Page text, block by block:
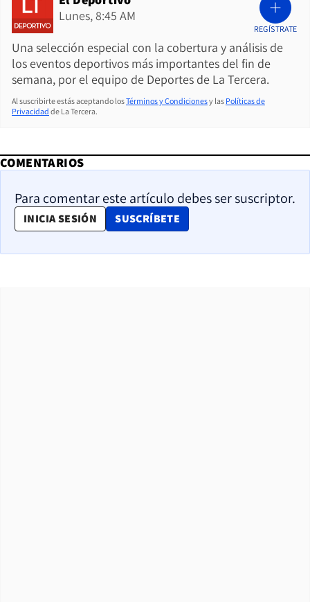
Lunes, 8:45 AM
Una selección especial con la cobertura y análisis de
los eventos deportivos más importantes del fin de
semana, por el equipo de Deportes de La Tercera.
REGÍSTRATE
Al suscribirte estás aceptando losTérminos y Condicionesy las Políticas de
Privacidad de La Tercera.
COMENTARIOS
Para comentar este artículo debes ser suscriptor.
INICIA SESIÓN SUSCRÍBETE
OPENS IN NEW WINDOW